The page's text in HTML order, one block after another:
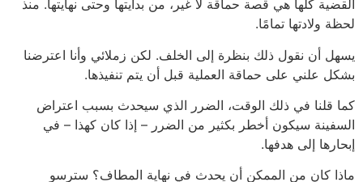
القضية كلها هي قصة حماقة لا غير، من بدايتها وحتى نهايتها. منذ
لحظة ولادتها تمامًا.
يسهل أن نقول ذلك بنظرة إلى الخلف. لكن زملائي وأنا اعترضنا
بشكل علني على حماقة العملية قبل أن يتم تنفيذها.
كما قلنا في ذلك الوقت، الضرر الذي سيحدث بسبب اعتراض
السفينة سيكون أخطر بكثير من الضرر – إذا كان كهذا – في
إبحارها إلى هدفها.
ماذا كان من الممكن أن يحدث في نهاية المطاف؟ سترسو